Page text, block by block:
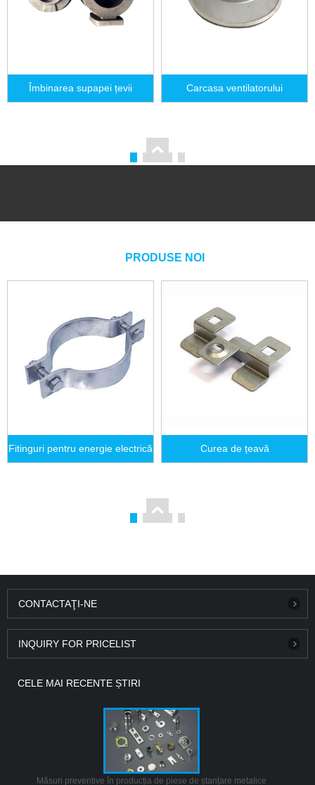
Îmbinarea supapei țevii Carcasa ventilatorului
PRODUSE NOI
Fitinguri pentru energie electrică Curea de țeavă
CONTACTAŢI-NE
INQUIRY FOR PRICELIST
CELE MAI RECENTE ȘTIRI
Măsuri preventive în producția de piese de ștanțare metalice